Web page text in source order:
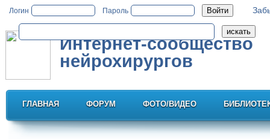
Логин Пароль
Интернет-сообщество
нейрохирургов
ГЛАВНАЯ ФОРУМ ФОТО/ВИДЕО